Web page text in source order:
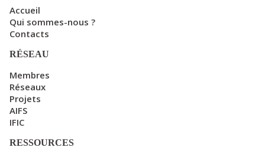
Accueil
Qui sommes-nous ?
Contacts
RÉSEAU
Membres
Réseaux
Projets
AIFS
IFIC
RESSOURCES